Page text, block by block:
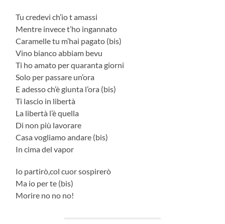
Tu credevi ch’io t amassi
Mentre invece t’ho ingannato
Caramelle tu m’hai pagato (bis)
Vino bianco abbiam bevu
Ti ho amato per quaranta giorni
Solo per passare un’ora
E adesso ch’è giunta l’ora (bis)
Ti lascio in libertà
La libertà l’è quella
Di non più lavorare
Casa vogliamo andare (bis)
In cima del vapor
Io partirò,col cuor sospirerò
Ma io per te (bis)
Morire no no no!